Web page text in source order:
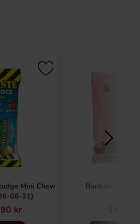
Mini Chew
08-31)
kr
Bonbon